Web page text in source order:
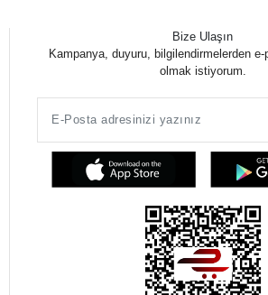
Bize Ulaşın
Kampanya, duyuru, bilgilendirmelerden
olmak istiyorum.